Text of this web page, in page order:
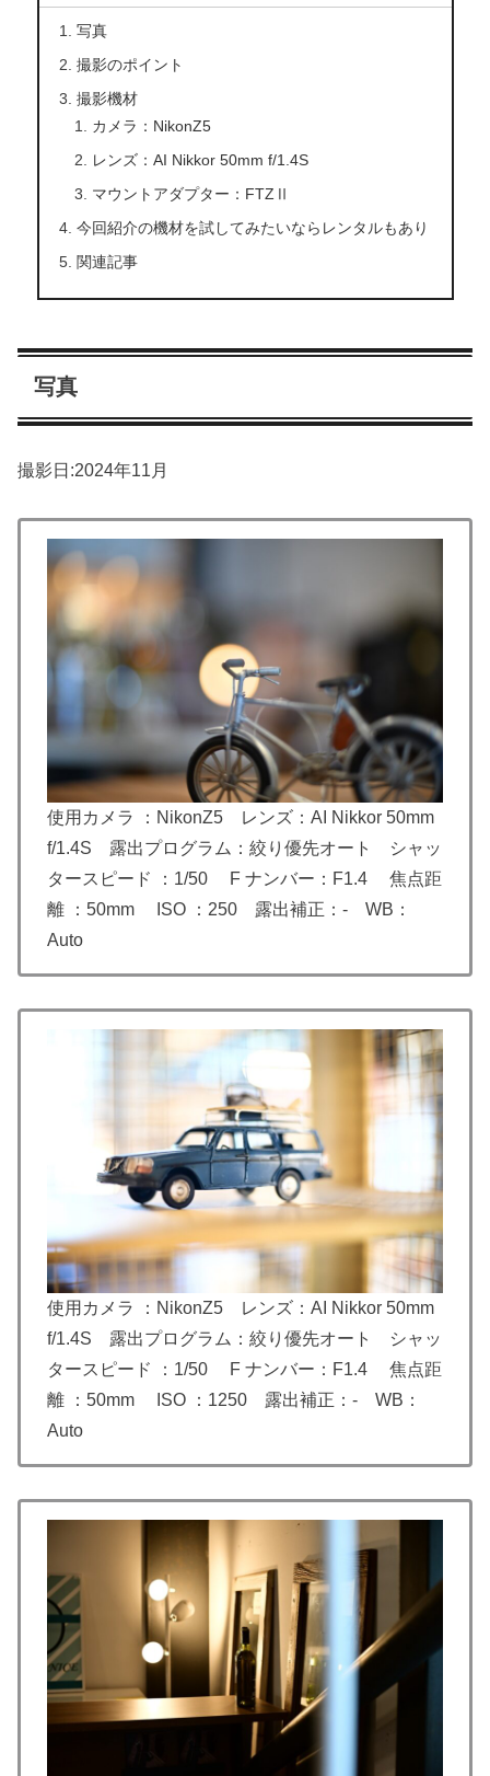
写真
撮影のポイント
撮影機材
カメラ：NikonZ5
レンズ：AI Nikkor 50mm f/1.4S
マウントアダプター：FTZⅡ
今回紹介の機材を試してみたいならレンタルもあり
関連記事
写真
撮影日:2024年11月
使用カメラ ：NikonZ5 レンズ：AI Nikkor 50mm
f/1.4S 露出プログラム：絞り優先オート シャッ
タースピード ：1/50 F ナンバー：F1.4 焦点距
離 ：50mm ISO ：250 露出補正：- WB：
Auto
使用カメラ ：NikonZ5 レンズ：AI Nikkor 50mm
f/1.4S 露出プログラム：絞り優先オート シャッ
タースピード ：1/50 F ナンバー：F1.4 焦点距
離 ：50mm ISO ：1250 露出補正：- WB：
Auto